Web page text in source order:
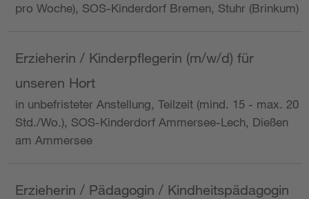
pro Woche), SOS-Kinderdorf Bremen, Stuhr (Brinkum)
Erzieherin / Kinderpflegerin (m/w/d) für
unseren Hort
in unbefristeter Anstellung, Teilzeit (mind. 15 - max. 20
Std./Wo.), SOS-Kinderdorf Ammersee-Lech, Dießen
am Ammersee
Erzieherin / Pädagogin / Kindheitspädagogin